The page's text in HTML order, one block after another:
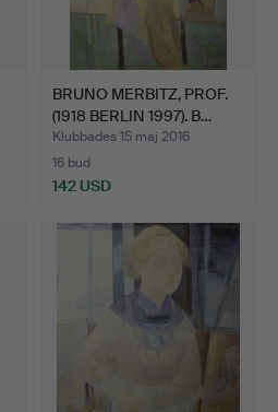
BRUNO MERBITZ, PROF.
(1918 BERLIN 1997). B…
Klubbades 15 maj 2016
16 bud
142 USD